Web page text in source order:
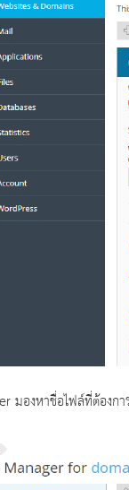
มองหาชื่อไฟล์ที่ต้องก